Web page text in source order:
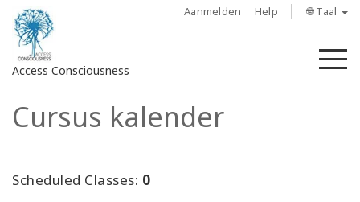
Aanmelden Help 🌐 Taal
Access Consciousness
Meld
op
Cursus kalender
Scheduled Classes: 0